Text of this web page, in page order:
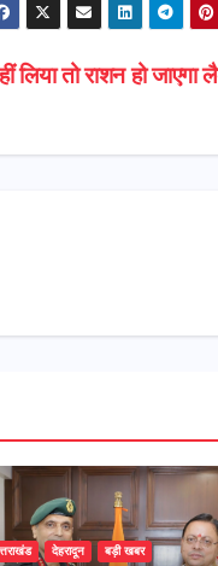
लिया तो राशन हो जाएगा
देहरादून बड़ी खबर